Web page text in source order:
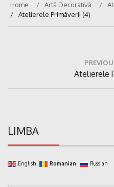
Home Artă Decorativă
Atelierele Primăverii (4)
Previous
Post:
Atelierele
LIMBA
English Romanian Russian